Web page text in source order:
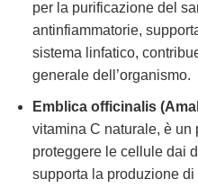
per la purificazione del
antinfiammatorie,
sistema linfatico,
generale dell’organismo.
Emblica officinalis
vitamina C naturale, è un
proteggere le cellule dai
supporta la produzione